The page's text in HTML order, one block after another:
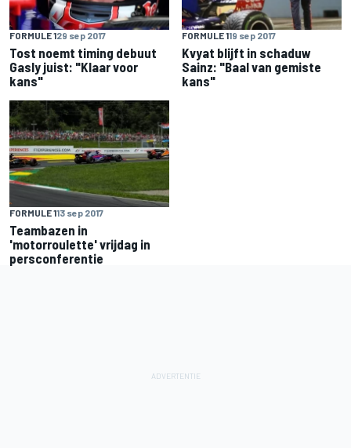
FORMULE 129 sep 2017
Tost noemt timing debuut
Gasly juist: "Klaar voor
kans"
FORMULE 119 sep 2017
Kvyat blijft in schaduw
Sainz: "Baal van gemiste
kans"
FORMULE 113 sep 2017
Teambazen in
'motorroulette' vrijdag in
persconferentie